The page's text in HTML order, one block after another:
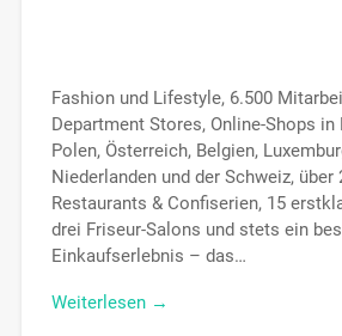
Fashion und Lifestyle, 6.500
Department Stores, Online-Shops in
Polen, Österreich, Belgien,
Niederlanden und der Schweiz, über
Restaurants & Confiserien, 15
drei Friseur-Salons und stets ein
Einkaufserlebnis – das…
Weiterlesen →